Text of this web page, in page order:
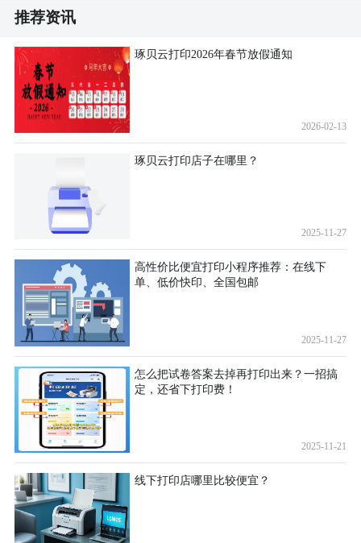
推荐资讯
琢贝云打印2026年春节放假通知
2026-02-13
琢贝云打印店子在哪里？
2025-11-27
高性价比便宜打印小程序推荐：在线下
单、低价快印、全国包邮
2025-11-27
怎么把试卷答案去掉再打印出来？一招搞
定，还省下打印费！
2025-11-21
线下打印店哪里比较便宜？